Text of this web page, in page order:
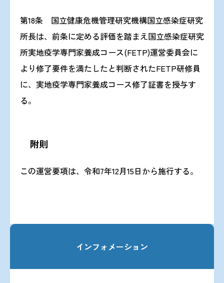
インフォメーション
第18条 国立健康危機管理研究機構国立感染症研究
所長は、前条に定める評価を踏まえ国立感染症研究
所実地疫学専門家養成コース(FETP)運営委員会に
より修了要件を満たしたと判断されたFETP研修員
に、実地疫学専門家養成コース修了証書を授与す
る。
附則
この運営要項は、令和7年12月15日から施行する。